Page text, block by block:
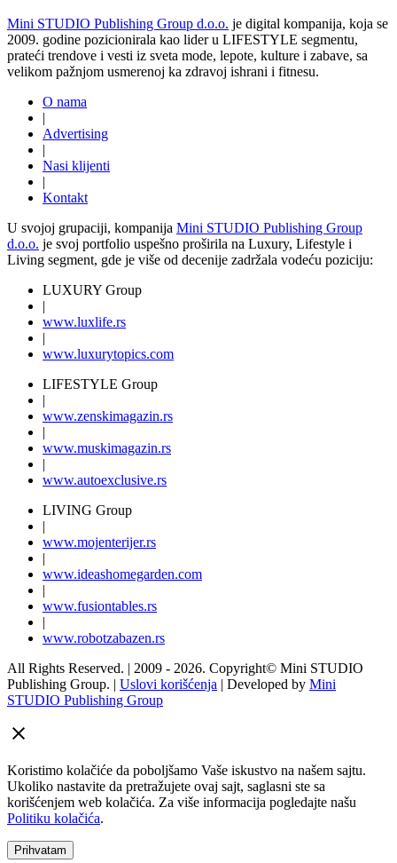
Mini STUDIO Publishing Group d.o.o. je digital kompanija, koja se
2009. godine pozicionirala kao lider u LIFESTYLE segmentu,
prateći trendove i vesti iz sveta mode, lepote, kulture i zabave, sa
velikom pažnjom usmerenoj ka zdravoj ishrani i fitnesu.
O nama
|
Advertising
|
Nasi klijenti
|
Kontakt
U svojoj grupaciji, kompanija Mini STUDIO Publishing Group
d.o.o. je svoj portfolio uspešno proširila na Luxury, Lifestyle i
Living segment, gde je više od decenije zadržala vodeću poziciju:
LUXURY Group
|
www.luxlife.rs
|
www.luxurytopics.com
LIFESTYLE Group
|
www.zenskimagazin.rs
|
www.muskimagazin.rs
|
www.autoexclusive.rs
LIVING Group
|
www.mojenterijer.rs
|
www.ideashomegarden.com
|
www.fusiontables.rs
|
www.robotzabazen.rs
All Rights Reserved. | 2009 - 2026. Copyright© Mini STUDIO
Publishing Group. | Uslovi korišćenja | Developed by Mini
STUDIO Publishing Group
Koristimo kolačiće da poboljšamo Vaše iskustvo na našem sajtu.
Ukoliko nastavite da pretražujete ovaj sajt, saglasni ste sa
korišćenjem web kolačića. Za više informacija pogledajte našu
Politiku kolačića.
Prihvatam